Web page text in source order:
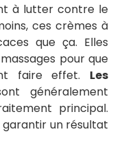
à lutter contre le
ces crèmes à
que ça. Elles
pour que
faire effet. Les
généralement
principal.
garantir un résultat